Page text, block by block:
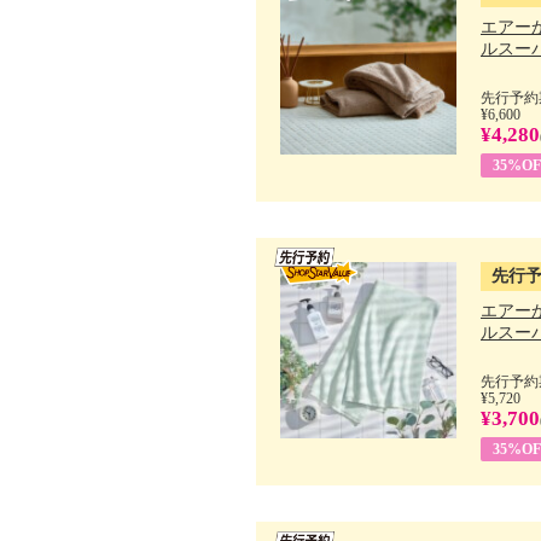
エアー
ルスー
先行予
¥6,600
¥4,280
先行
エアー
ルスー
先行予
¥5,720
¥3,700